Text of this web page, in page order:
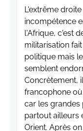
L'extrême
incompétence
l'Afrique, c'est
militarisation
politique mais
semblent
Concrètement,
francophone
car les grandes
partout ailleurs
Orient. Après